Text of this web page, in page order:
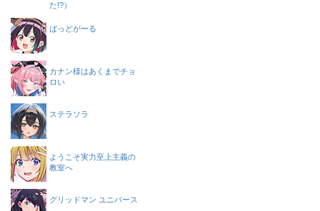
た!?）
ばっどがーる
カナン様はあくまでチョ
ロい
ステラソラ
ようこそ実力至上主義の
教室へ
グリッドマン ユニバース